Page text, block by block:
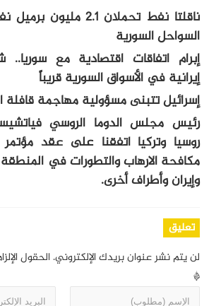
ناقلتا نفط تحملان 2.1
السواحل السورية
إبرام اتفاقات اقتصادية مع سوريا..
إيرانية في الأسواق السورية قريباً
إسرائيل تتبنى مسؤولية مهاجمة قافلة
رئيس مجلس الدوما الروسي
روسيا وتركيا اتفقنا على عقد
مكافحة الارهاب والتطورات في
وإيران وأطراف أخرى.
تعليق
لن يتم نشر عنوان بريدك الإلكتروني. الحقول
*